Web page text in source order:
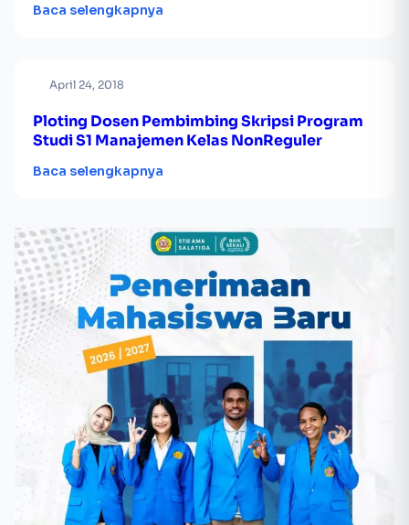
Baca selengkapnya
April 24, 2018
Ploting Dosen Pembimbing Skripsi Program
Studi S1 Manajemen Kelas NonReguler
Baca selengkapnya